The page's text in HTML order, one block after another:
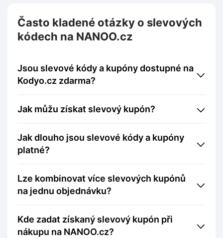
Často kladené otázky o slevových
kódech na NANOO.cz
Jsou slevové kódy a kupóny dostupné na
Kodyo.cz zdarma?
Jak můžu získat slevový kupón?
Jak dlouho jsou slevové kódy a kupóny
platné?
Lze kombinovat více slevových kupónů
na jednu objednávku?
Kde zadat získaný slevový kupón při
nákupu na NANOO.cz?